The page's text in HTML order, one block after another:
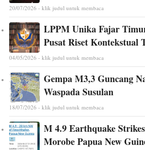
20/07/2026 - klik judul untuk membaca
LPPM Unika Fajar
Pusat Riset Kontekstual
04/05/2026 - klik judul untuk membaca
Gempa M3,3 Guncang
Waspada Susulan
18/07/2026 - klik judul untuk membaca
M 4.9 Earthquake
Morobe Papua New